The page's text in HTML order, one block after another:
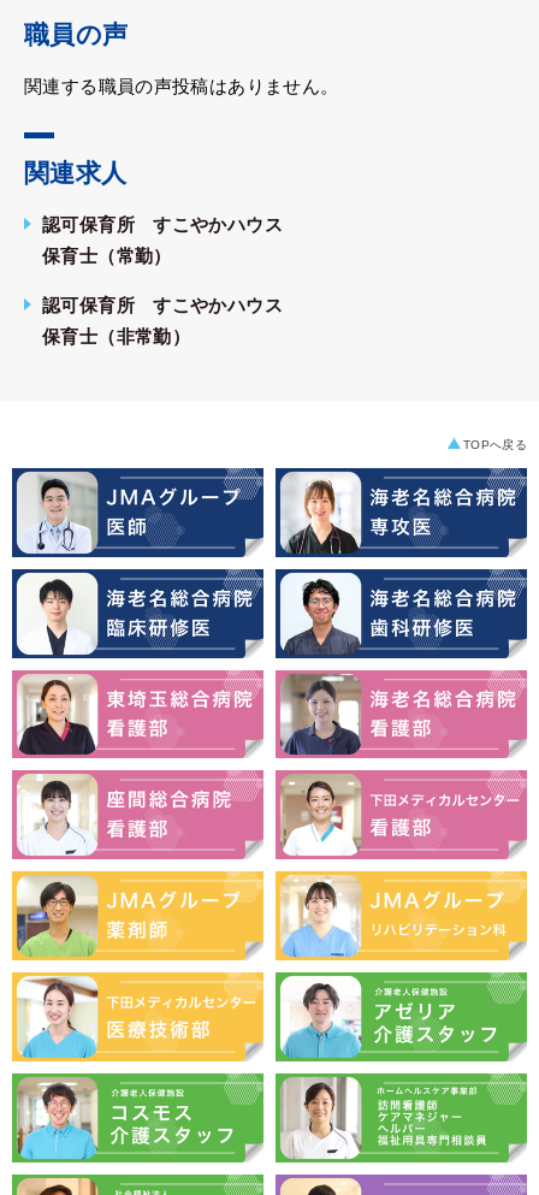
職員の声
関連する職員の声投稿はありません。
関連求人
認可保育所 すこやかハウス
保育士（常勤）
認可保育所 すこやかハウス
保育士（非常勤）
TOPへ戻る